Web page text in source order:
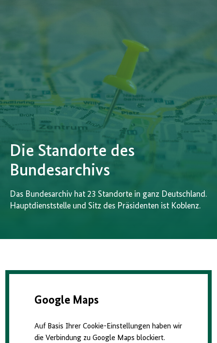
Die Standorte des
Bundesarchivs
Das Bundesarchiv hat 23 Standorte in ganz Deutschland.
Hauptdienststelle und Sitz des Präsidenten ist Koblenz.
Google Maps
Auf Basis Ihrer Cookie-Einstellungen haben wir
die Verbindung zu Google Maps blockiert.